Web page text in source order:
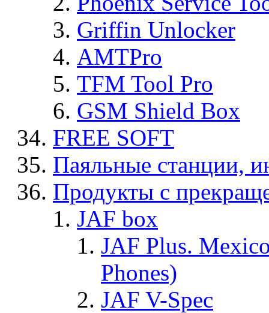
Griffin Unlocker
AMTPro
TFM Tool Pro
GSM Shield Box
FREE SOFT
Паяльные станции,
Продукты с
JAF box
JAF Plus.
Phones)
JAF V-Spec